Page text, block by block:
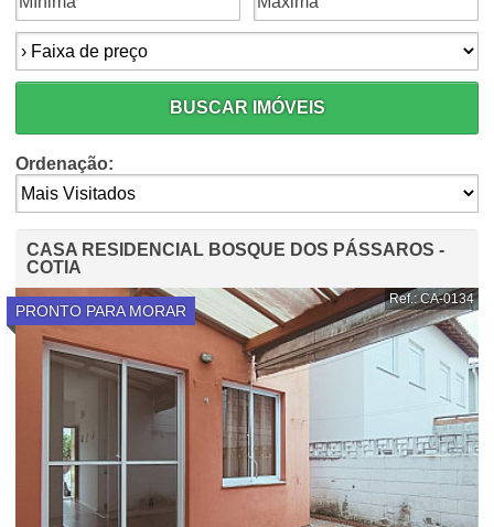
Faixa de preço:
BUSCAR IMÓVEIS
Ordenação:
CASA RESIDENCIAL BOSQUE DOS PÁSSAROS -
COTIA
PRONTO PARA MORAR
Ref.: CA-0134